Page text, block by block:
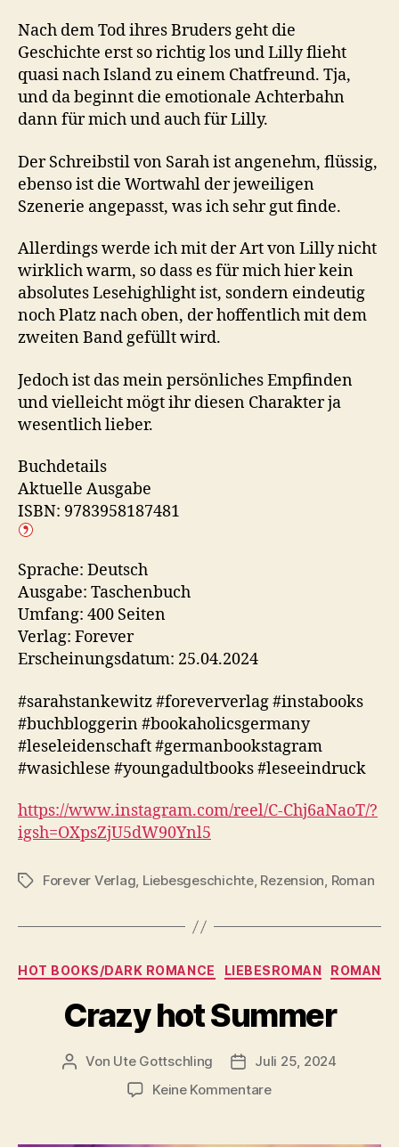
Nach dem Tod ihres Bruders geht die
Geschichte erst so richtig los und Lilly flieht
quasi nach Island zu einem Chatfreund. Tja,
und da beginnt die emotionale Achterbahn
dann für mich und auch für Lilly.
Der Schreibstil von Sarah ist angenehm, flüssig,
ebenso ist die Wortwahl der jeweiligen
Szenerie angepasst, was ich sehr gut finde.
Allerdings werde ich mit der Art von Lilly nicht
wirklich warm, so dass es für mich hier kein
absolutes Lesehighlight ist, sondern eindeutig
noch Platz nach oben, der hoffentlich mit dem
zweiten Band gefüllt wird.
Jedoch ist das mein persönliches Empfinden
und vielleicht mögt ihr diesen Charakter ja
wesentlich lieber.
Buchdetails
Aktuelle Ausgabe
ISBN: 9783958187481
Sprache: Deutsch
Ausgabe: Taschenbuch
Umfang: 400 Seiten
Verlag: Forever
Erscheinungsdatum: 25.04.2024
#sarahstankewitz #foreververlag #instabooks
#buchbloggerin #bookaholicsgermany
#leseleidenschaft #germanbookstagram
#wasichlese #youngadultbooks #leseeindruck
https://www.instagram.com/reel/C-Chj6aNaoT/?
igsh=OXpsZjU5dW90Ynl5
Schlagwörter
Forever Verlag, Liebesgeschichte, Rezension, Roman
Kategorien
HOT BOOKS/DARK ROMANCE LIEBESROMAN ROMAN
Crazy hot Summer
Beitragsautor
Von Ute Gottschling Veröffentlichungsdatum
Juli 25, 2024
Keine Kommentarezu